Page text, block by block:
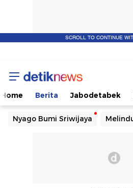
SCROLL TO CONTINUE
Home Berita Jabodetabek
Nyago Bumi Sriwijaya